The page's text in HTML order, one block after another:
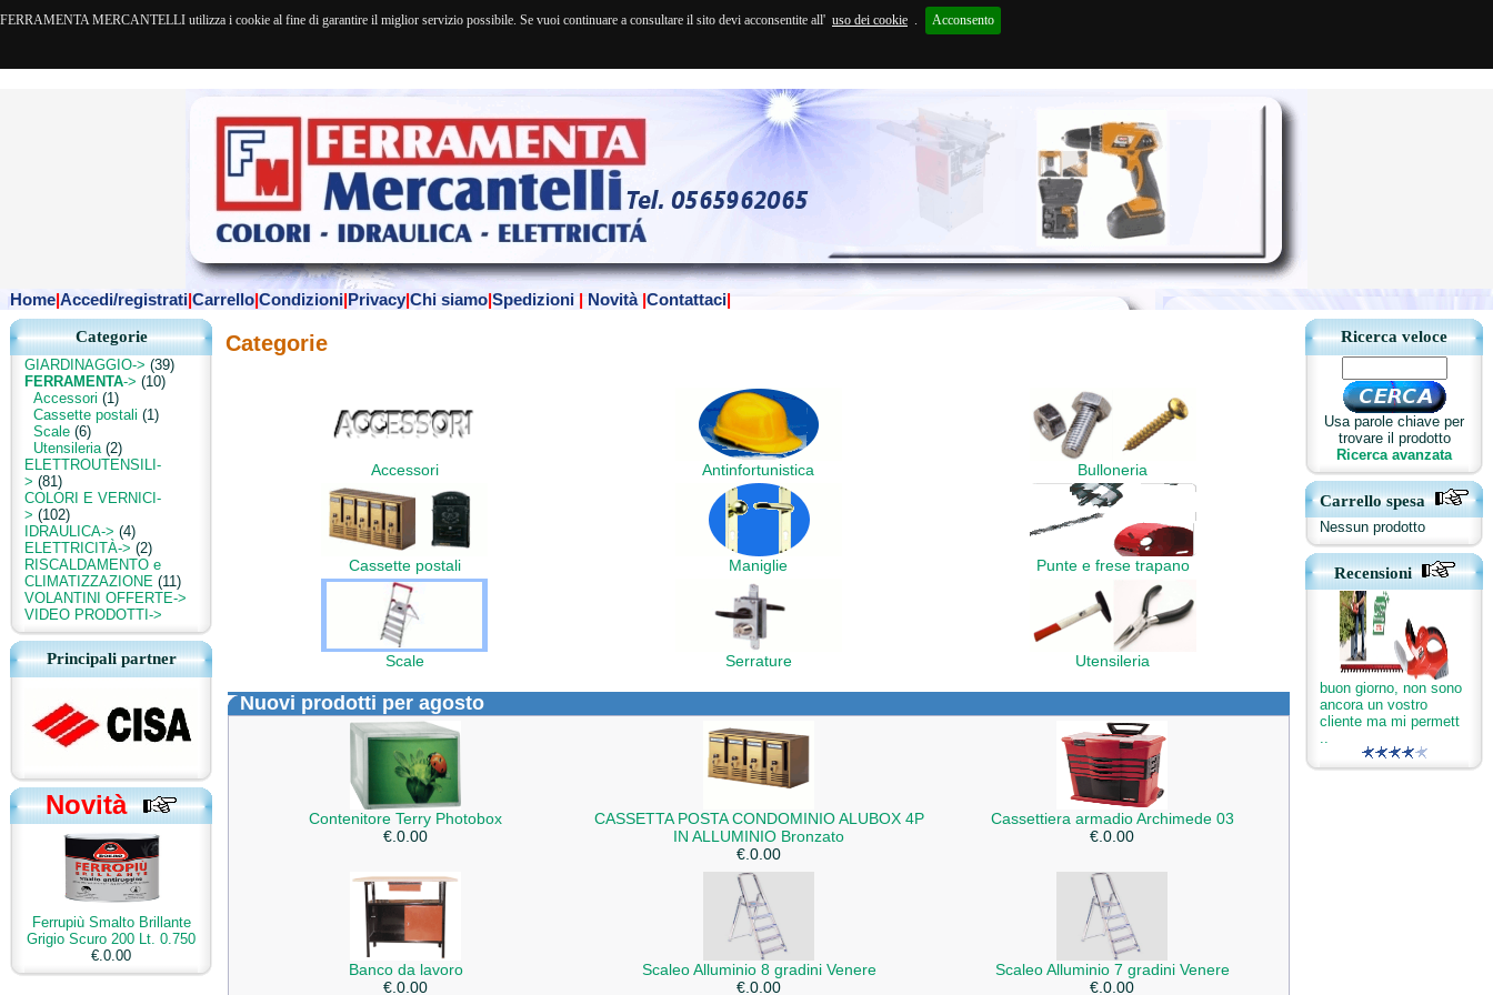
FERRAMENTA MERCANTELLI utilizza i cookie al fine di garantire il miglior servizio possibile. Se vuoi continuare a consultare il sito devi acconsentite all' uso dei cookie . Acconsento
Home|Accedi/registrati|Carrello|Condizioni|Privacy|Chi siamo|Spedizioni| Novità|Contattaci|
Categorie
GIARDINAGGIO-> (39)
FERRAMENTA-> (10)
Accessori (1)
Cassette postali (1)
Scale (6)
Utensileria(2)
ELETTROUTENSILI-
> (81)
COLORI E VERNICI-
> (102)
IDRAULICA-> (4)
ELETTRICITÀ-> (2)
RISCALDAMENTO e
CLIMATIZZAZIONE (11)
VOLANTINI OFFERTE->
VIDEO PRODOTTI->
Principali partner
Novità
Ferrupiù Smalto Brillante
Grigio Scuro 200 Lt. 0.750
€.0.00
Categorie
Accessori Antinfortunistica Bulloneria
Cassette postali Maniglie Punte e frese trapano
Scale Serrature Utensileria
Nuovi prodotti per agosto
Contenitore Terry Photobox
€.0.00
CASSETTA POSTA CONDOMINIO ALUBOX 4P
IN ALLUMINIO Bronzato
€.0.00
Cassettiera armadio Archimede 03
€.0.00
Banco da lavoro
€.0.00
Scaleo Alluminio 8 gradini Venere
€.0.00
Scaleo Alluminio 7 gradini Venere
€.0.00
Ricerca veloce
Usa parole chiave per
trovare il prodotto
Ricerca avanzata
Carrello spesa
Nessun prodotto
Recensioni
buon giorno, non sono
ancora un vostro
cliente ma mi permett
..